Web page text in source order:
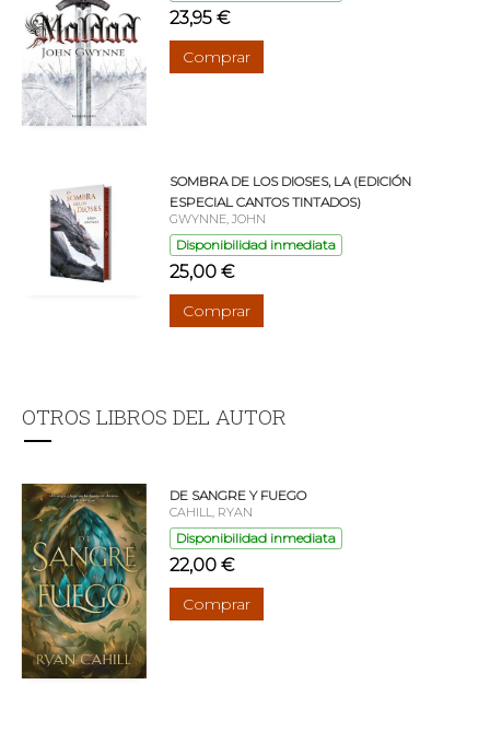
23,95 €
Comprar
SOMBRA DE LOS DIOSES, LA (EDICIÓN
ESPECIAL CANTOS TINTADOS)
GWYNNE, JOHN
Disponibilidad inmediata
25,00 €
Comprar
OTROS LIBROS DEL AUTOR
DE SANGRE Y FUEGO
CAHILL, RYAN
Disponibilidad inmediata
22,00 €
Comprar